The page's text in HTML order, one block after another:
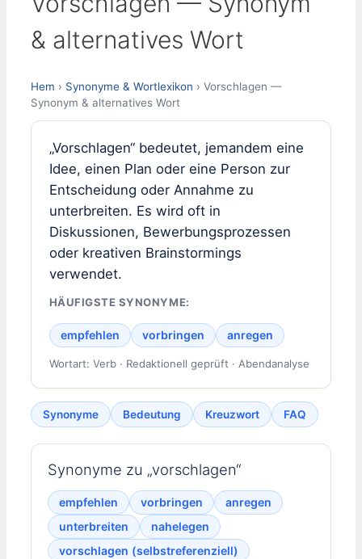
& alternatives Wort
Hem › Synonyme & Wortlexikon › Vorschlagen —
Synonym & alternatives Wort
„Vorschlagen“ bedeutet, jemandem eine
Idee, einen Plan oder eine Person zur
Entscheidung oder Annahme zu
unterbreiten. Es wird oft in
Diskussionen, Bewerbungsprozessen
oder kreativen Brainstormings
verwendet.
HÄUFIGSTE SYNONYME:
empfehlen vorbringen anregen
Wortart: Verb · Redaktionell geprüft · Abendanalyse
Synonyme Bedeutung Kreuzwort FAQ
Synonyme zu „vorschlagen“
empfehlen vorbringen
anregen
unterbreiten
nahelegen
vorschlagen (selbstreferenziell)